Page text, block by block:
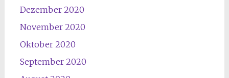
Dezember 2020
November 2020
Oktober 2020
September 2020